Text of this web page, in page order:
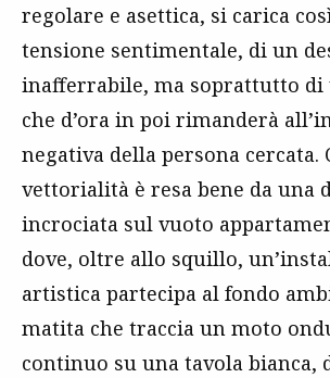
regolare e asettica, si carica
tensione sentimentale, di un
inafferrabile, ma soprattutto di
che d’ora in poi rimanderà
negativa della persona cercata.
vettorialità è resa bene da una
incrociata sul vuoto
dove, oltre allo squillo,
artistica partecipa al fondo
matita che traccia un moto
continuo su una tavola bianca,